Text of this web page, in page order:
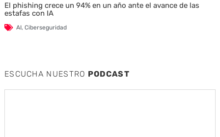
El phishing crece un 94% en un año ante el avance de las
estafas con IA
AI, Ciberseguridad
ESCUCHA NUESTRO PODCAST